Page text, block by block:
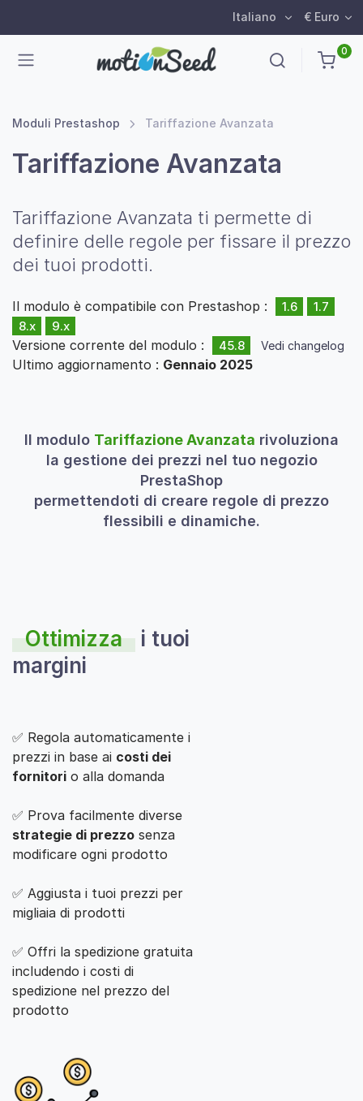
Italiano € Euro
0
Moduli Prestashop Tariffazione Avanzata
Tariffazione Avanzata
Tariffazione Avanzata ti permette di
definire delle regole per fissare il prezzo
dei tuoi prodotti.
Il modulo è compatibile con Prestashop : 1.6
1.7
8.x
9.x
Versione corrente del modulo : 45.8 Vedi changelog
Ultimo aggiornamento : Gennaio 2025
Il modulo Tariffazione Avanzata rivoluziona
la gestione dei prezzi nel tuo negozio
PrestaShop
permettendoti di creare regole di prezzo
flessibili e dinamiche.
Ottimizza
i tuoi
margini
✅ Regola automaticamente i
prezzi in base ai costi dei
fornitori o alla domanda
✅ Prova facilmente diverse
strategie di prezzo senza
modificare ogni prodotto
✅ Aggiusta i tuoi prezzi per
migliaia di prodotti
✅ Offri la spedizione gratuita
includendo i costi di
spedizione nel prezzo del
prodotto